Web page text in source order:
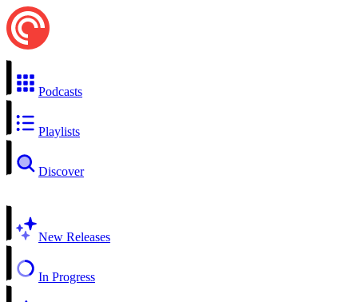
Podcasts
Playlists
Discover
New Releases
In Progress